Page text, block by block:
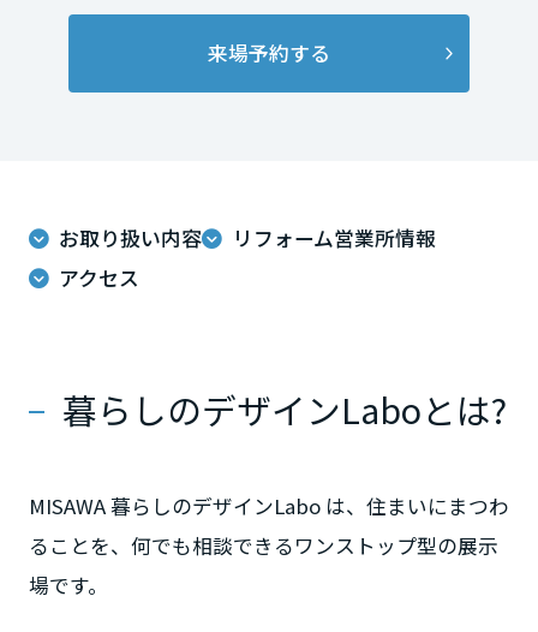
これから住まいをご検討の方
多彩な動画やこだわりが詰まった建築実例、注目の最新情報など、住
土地活用の基礎から長期安定経営を目指すオーナー様まで、賃貸経営
に役立つ多彩な情報を幅広くお届けします。
これからリフォームをご検討の方
ミサワオーナーズクラブ
環境活動
採用情報
中途採用
障がい者採用
来場予約する
お取り扱い内容
リフォーム営業所情報
アクセス
暮らしのデザインLaboとは?
MISAWA 暮らしのデザインLabo は、住まいにまつわ
ることを、何でも相談できるワンストップ型の展示
場です。
群馬県
東京都